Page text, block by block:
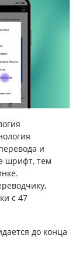
и
шрифт, тем
с 47
до конца